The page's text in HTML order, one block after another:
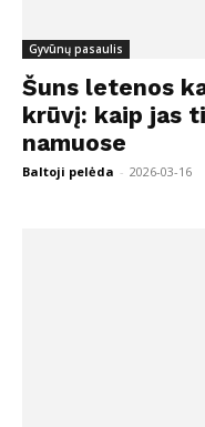
Gyvūnų pasaulis
Šuns letenos
krūvį: kaip jas
namuose
Baltoji pelėda - 2026-03-16